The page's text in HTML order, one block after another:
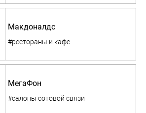
Макдоналдс
#рестораны и кафе
МегаФон
#салоны сотовой связи